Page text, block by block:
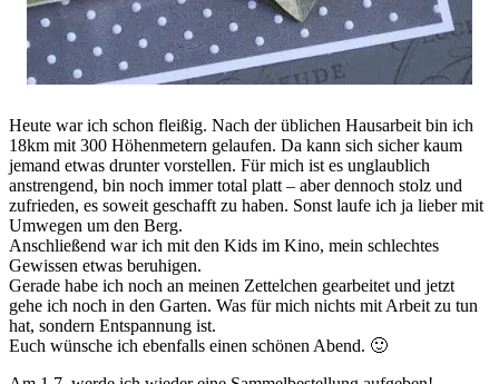
Heute war ich schon fleißig. Nach der üblichen Hausarbeit bin ich
18km mit 300 Höhenmetern gelaufen. Da kann sich sicher kaum
jemand etwas drunter vorstellen. Für mich ist es unglaublich
anstrengend, bin noch immer total platt – aber dennoch stolz und
zufrieden, es soweit geschafft zu haben. Sonst laufe ich ja lieber mit
Umwegen um den Berg.
Anschließend war ich mit den Kids im Kino, mein schlechtes
Gewissen etwas beruhigen.
Gerade habe ich noch an meinen Zettelchen gearbeitet und jetzt
gehe ich noch in den Garten. Was für mich nichts mit Arbeit zu tun
hat, sondern Entspannung ist.
Euch wünsche ich ebenfalls einen schönen Abend. 🙂